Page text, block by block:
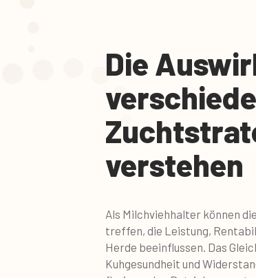
Die
verstehen
Als Milchviehhalter können
treffen, die Leistung,
Herde beeinflussen. Das
Kuhgesundheit und